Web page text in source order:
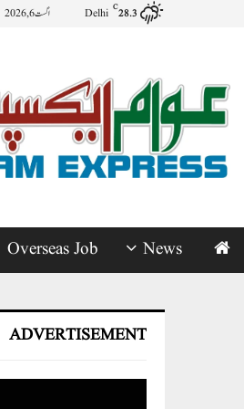
28.3
C
Delhi اگست 6, 2026
News
Overseas Job
ADVERTISEMENT